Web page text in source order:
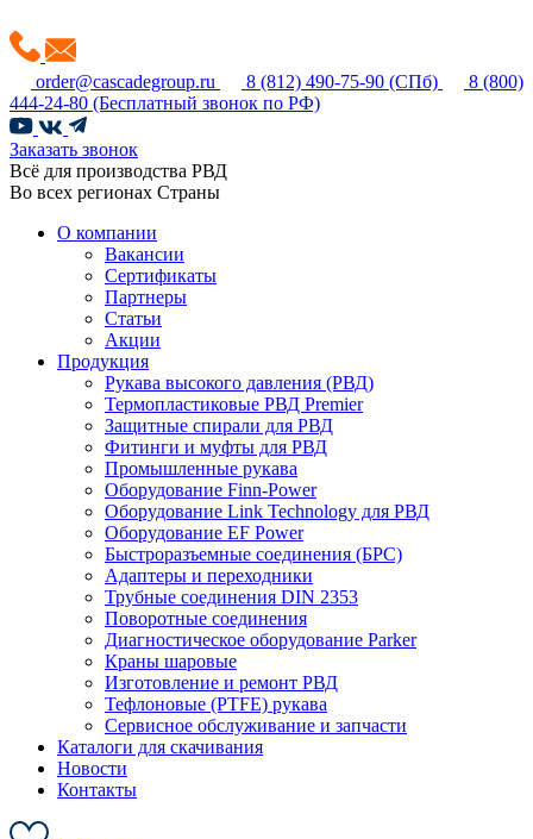
order@cascadegroup.ru 8 (812) 490-75-90 (СПб)
8 (800)
444-24-80 (Бесплатный звонок по РФ)
Заказать звонок
Всё для производства РВД
Во всех регионах Страны
О компании
Вакансии
Сертификаты
Партнеры
Статьи
Акции
Продукция
Рукава высокого давления (РВД)
Термопластиковые РВД Premier
Защитные спирали для РВД
Фитинги и муфты для РВД
Промышленные рукава
Оборудование Finn-Power
Оборудование Link Technology для РВД
Оборудование EF Power
Быстроразъемные соединения (БРС)
Адаптеры и переходники
Трубные соединения DIN 2353
Поворотные соединения
Диагностическое оборудование Parker
Краны шаровые
Изготовление и ремонт РВД
Тефлоновые (PTFE) рукава
Сервисное обслуживание и запчасти
Каталоги для скачивания
Новости
Контакты